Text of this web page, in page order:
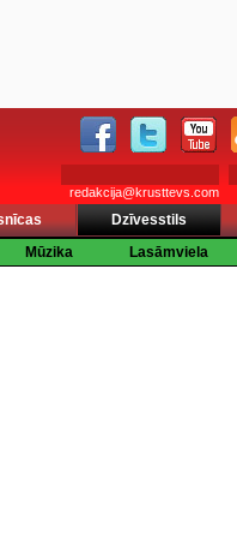
redakcija@krusttevs.com
Dzīvesstils
Mūzika
Lasāmviela